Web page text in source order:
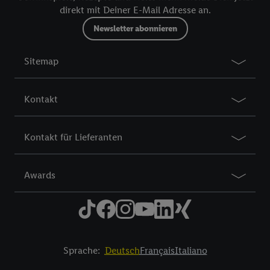
direkt mit Deiner E-Mail Adresse an.
Newsletter abonnieren
Sitemap
Kontakt
Kontakt für Lieferanten
Awards
Sprache: DeutschFrançaisItaliano
notredéclaration de confidentialité.Pour consulter les
mentions légales, c’est ici.